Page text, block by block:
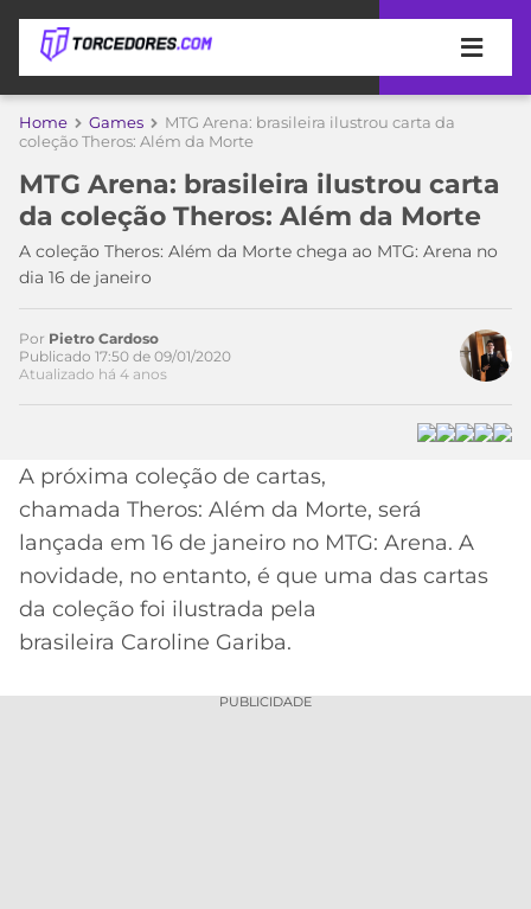
APOSTAS
DE
APOSTA
MELHORES
SITES
DE
APOSTAS
2026
PROMOCIONAL
BETBOOM
CÓDIGO
DE
INDICAÇÃO
BET365
COPA
DO
MUNDO
TIMES
MEU
PALMEIRAS
CORINTHIANS
SÃO
CAMPEONATOS
BRASILEIRÃO
SÉRIE
A
LIBERTADORES
MÍDIA
ESPORTIVA
MERCADO
DA
BOLA
Home Games
MTG Arena: brasileira ilustrou carta da
coleção Theros: Além da Morte
MTG Arena: brasileira ilustrou carta
da coleção Theros: Além da Morte
A coleção Theros: Além da Morte chega ao MTG: Arena no
dia 16 de janeiro
Acesse o perfil do autor
Por Pietro Cardoso
Publicado 17:50 de 09/01/2020
Atualizado há 4 anos
A próxima coleção de cartas,
chamada Theros: Além da Morte, será
lançada em 16 de janeiro no MTG: Arena. A
novidade, no entanto, é que uma das cartas
da coleção foi ilustrada pela
brasileira Caroline Gariba.
PUBLICIDADE